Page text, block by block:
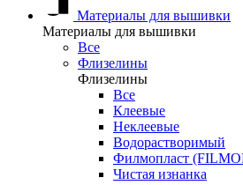
Материалы для вышивки
Материалы для вышивки
Все
Флизелины
Флизелины
Все
Клеевые
Неклеевые
Водорастворимый
Филмопласт
Чистая изнанка